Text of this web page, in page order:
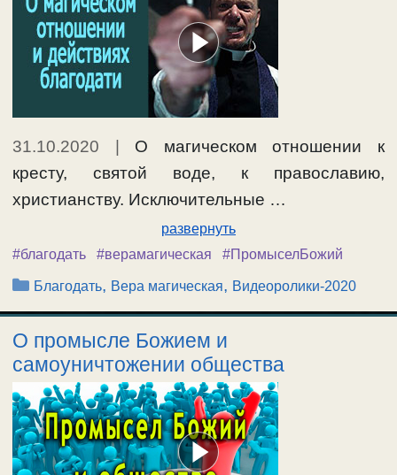
31.10.2020
О магическом отношении к
кресту, святой воде, к православию,
христианству. Исключительные …
развернуть
#благодать
#верамагическая #ПромыселБожий
Рубрики
Благодать, Вера магическая, Видеоролики-2020
О промысле Божием и
самоуничтожении общества